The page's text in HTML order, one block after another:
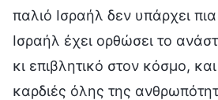
παλιό Ισραήλ δεν υπάρχει
Ισραήλ έχει ορθώσει το
κι επιβλητικό στον κόσμο, και
καρδιές όλης της